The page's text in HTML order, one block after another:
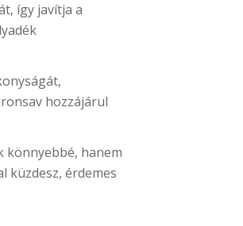
így javítja a
hozzájárul
könnyebbé, hanem
küzdesz, érdemes